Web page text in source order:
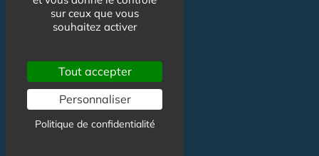
Actualité
Actualité Maison de Santé
Agenda Maison de Santé
Flux RSS
sur ceux que vous
souhaitez activer
Tout accepter
Personnaliser
Politique de confidentialité